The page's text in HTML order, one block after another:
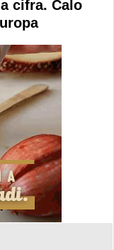
cifra. Calo